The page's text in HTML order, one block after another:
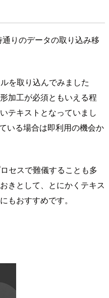
りのデータの取り込み移
を取り込んでみました
加工が必須ともいえる程
テキストとなっていまし
いる場合は即利用の機会か
セスで難儀することも多
きとして、とにかくテキス
もおすすめです。